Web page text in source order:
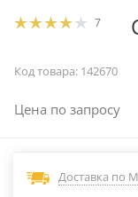
7
Код товара: 142670
Цена по запросу
Доставка по